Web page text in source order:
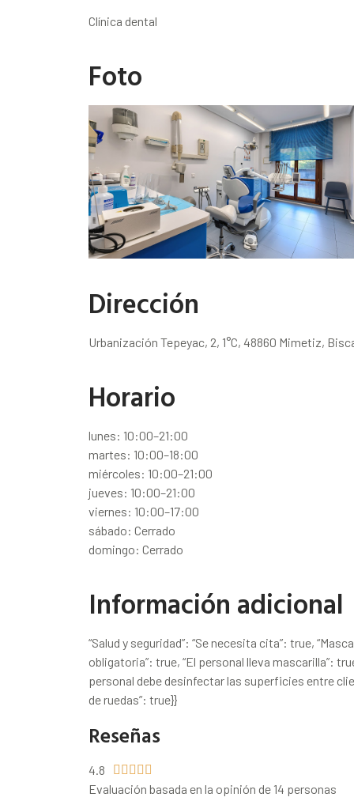
Clínica dental
Foto
Dirección
Urbanización Tepeyac, 2, 1°C, 48860 Mimetiz,
Horario
lunes: 10:00–21:00
martes: 10:00–18:00
miércoles: 10:00–21:00
jueves: 10:00–21:00
viernes: 10:00–17:00
sábado: Cerrado
domingo: Cerrado
Información adicional
“Salud y seguridad”: “Se necesita cita”: true,
obligatoria”: true, “El personal lleva mascarilla”:
personal debe desinfectar las superficies entre
de ruedas”: true}}
Reseñas
4.8     
Evaluación basada en la opinión de 14 personas